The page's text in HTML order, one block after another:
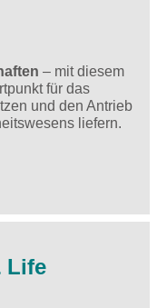
– mit diesem
für das
und den Antrieb
liefern.
Life